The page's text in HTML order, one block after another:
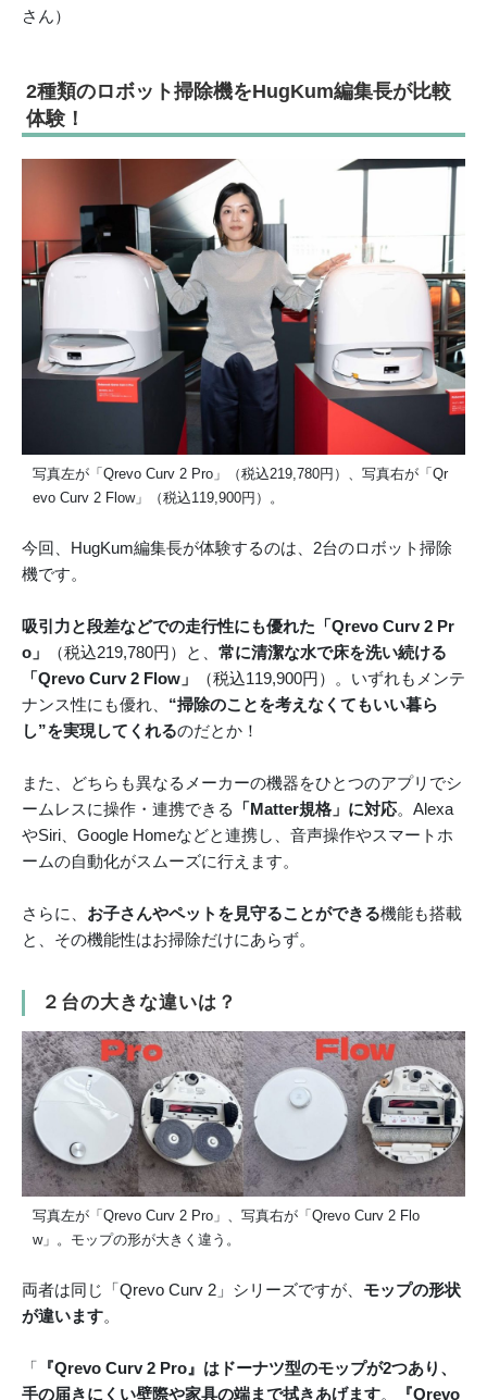
さん）
2種類のロボット掃除機をHugKum編集長が比較
体験！
写真左が「Qrevo Curv 2 Pro」（税込219,780円）、写真右が「Qr
evo Curv 2 Flow」（税込119,900円）。
今回、HugKum編集長が体験するのは、2台のロボット掃除
機です。
吸引力と段差などでの走行性にも優れた「Qrevo Curv 2 Pr
o」
（税込219,780円）と、 常に清潔な水で床を洗い続ける
「Qrevo Curv 2 Flow」
（税込119,900円）。いずれもメンテ
ナンス性にも優れ、 “掃除のことを考えなくてもいい暮ら
し”を実現してくれるのだとか！
また、どちらも異なるメーカーの機器をひとつのアプリでシ
ームレスに操作・連携できる
「Matter規格」に対応。Alexa
やSiri、Google Homeなどと連携し、音声操作やスマートホ
ームの自動化がスムーズに行えます。
さらに、 お子さんやペットを見守ることができる機能も搭載
と、その機能性はお掃除だけにあらず。
２台の大きな違いは？
写真左が「Qrevo Curv 2 Pro」、写真右が「Qrevo Curv 2 Flo
w」。モップの形が大きく違う。
両者は同じ「Qrevo Curv 2」シリーズですが、 モップの形状
が違います。
「 『Qrevo Curv 2 Pro』はドーナツ型のモップが2つあり、
手の届きにくい壁際や家具の端まで拭きあげます。 『Qrevo